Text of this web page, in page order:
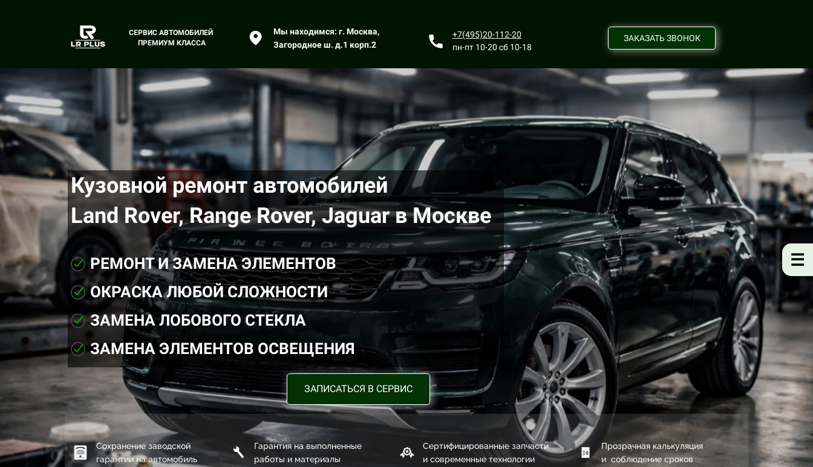
СЕРВИС АВТОМОБИЛЕЙ
ПРЕМИУМ КЛАССА
Мы находимся: г. Москва,
Загородное ш. д.1 корп.2
+7(495)20-112-20
пн-пт 10-20 сб 10-18
ЗАКАЗАТЬ ЗВОНОК
Кузовной ремонт автомобилей
Land Rover, Range Rover, Jaguar в Москве
РЕМОНТ И ЗАМЕНА ЭЛЕМЕНТОВ
ОКРАСКА ЛЮБОЙ СЛОЖНОСТИ
ЗАМЕНА ЛОБОВОГО СТЕКЛА
ЗАМЕНА ЭЛЕМЕНТОВ ОСВЕЩЕНИЯ
ЗАПИСАТЬСЯ В СЕРВИС
Сохранение заводской
гарантии на автомобиль
Гарантия на выполненные
работы и материалы
Сертифицированные запчасти
и современные технологии
Прозрачная калькуляция
и соблюдение сроков